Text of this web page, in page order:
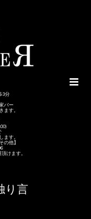
3分
バー
ます。
ます。
の他】
けます。
り言